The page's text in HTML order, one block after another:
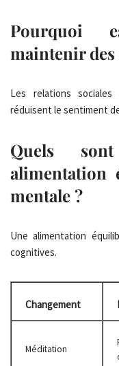
Pourquoi
maintenir des
Les relations
réduisent le sentiment
Quels
alimentation
mentale ?
Une alimentation
cognitives.
Changement
Méditation